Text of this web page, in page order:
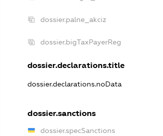
dossier.palne_akciz
dossier.bigTaxPayerReg
dossier.declarations.title
dossier.declarations.noData
dossier.sanctions
dossier.specSanctions